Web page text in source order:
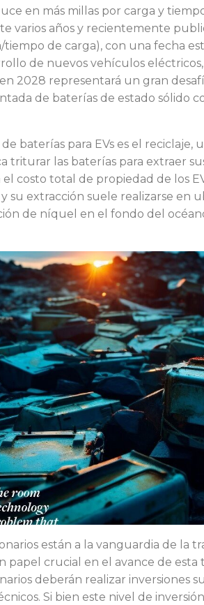
en más millas por carga y
varios años y recientemente
de carga), con una fecha
de nuevos vehículos
2028 representará un gran
de baterías de estado sólido
baterías para EVs es el
triturar las baterías para extraer
costo total de propiedad de los
su extracción suele realizarse en
de níquel en el fondo del
están a la vanguardia de
papel crucial en el avance de
deberán realizar inversiones
Si bien este nivel de